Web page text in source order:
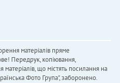
матеріалів пряме
Передрук, копіювання,
що містять посилання на
Фото Група", заборонено.